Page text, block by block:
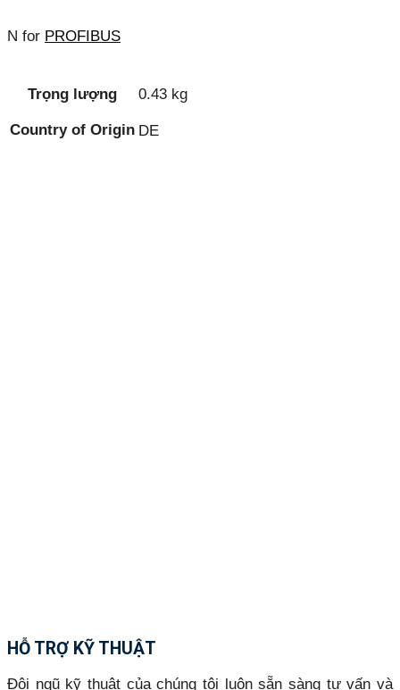
N for PROFIBUS
Trọng lượng 0.43 kg
Country of Origin DE
HỖ TRỢ KỸ THUẬT
Đội ngũ kỹ thuật của chúng tôi luôn sẵn sàng tư vấn và